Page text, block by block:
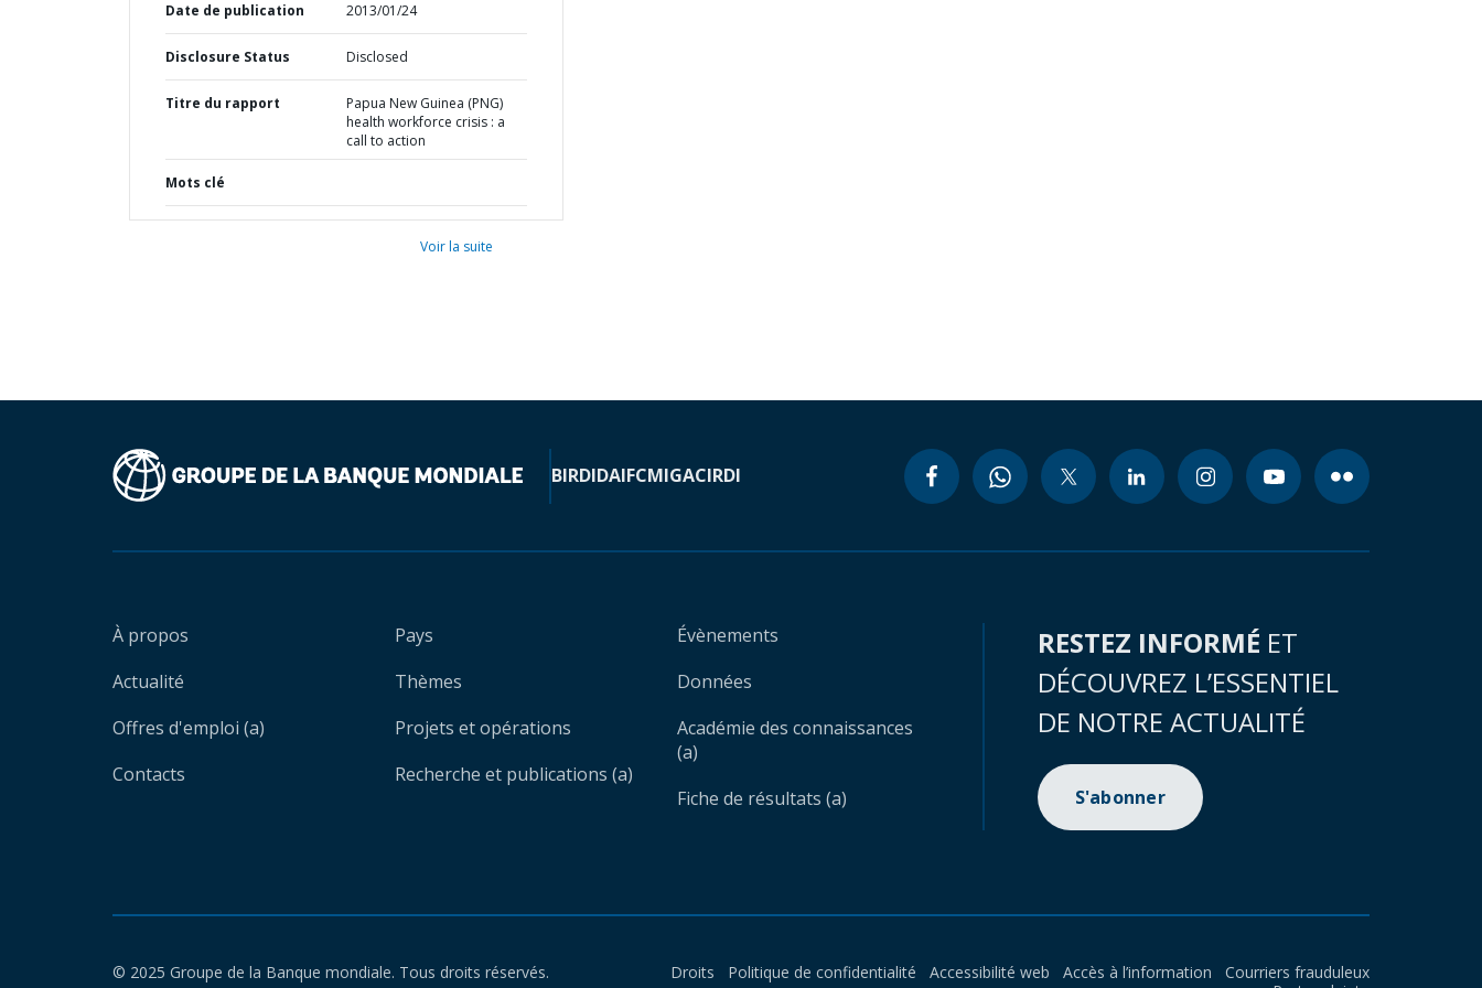
Date de publication 2013/01/24
Disclosure Status Disclosed
Titre du rapport
Papua New Guinea (PNG)
health workforce crisis : a
call to action
Mots clé
Voir la suite
BIRDIDAIFCMIGACIRDI
À propos
Actualité
Offres d'emploi (a)
Contacts
Pays
Thèmes
Projets et opérations
Recherche et publications (a)
Évènements
Données
Académie des connaissances
(a)
Fiche de résultats (a)
RESTEZ INFORMÉ ET
DÉCOUVREZ L’ESSENTIEL
DE NOTRE ACTUALITÉ
S'abonner
© 2025 Groupe de la Banque mondiale. Tous droits réservés. Droits Politique de confidentialité Accessibilité web Accès à l’information
Courriers frauduleux